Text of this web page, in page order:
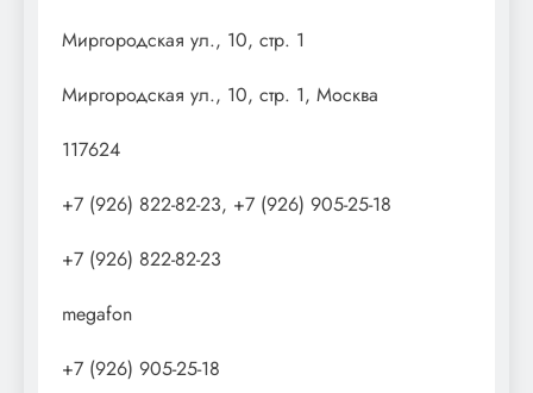
Миргородская ул., 10, стр. 1
Миргородская ул., 10, стр. 1, Москва
117624
+7 (926) 822-82-23, +7 (926) 905-25-18
+7 (926) 822-82-23
megafon
+7 (926) 905-25-18